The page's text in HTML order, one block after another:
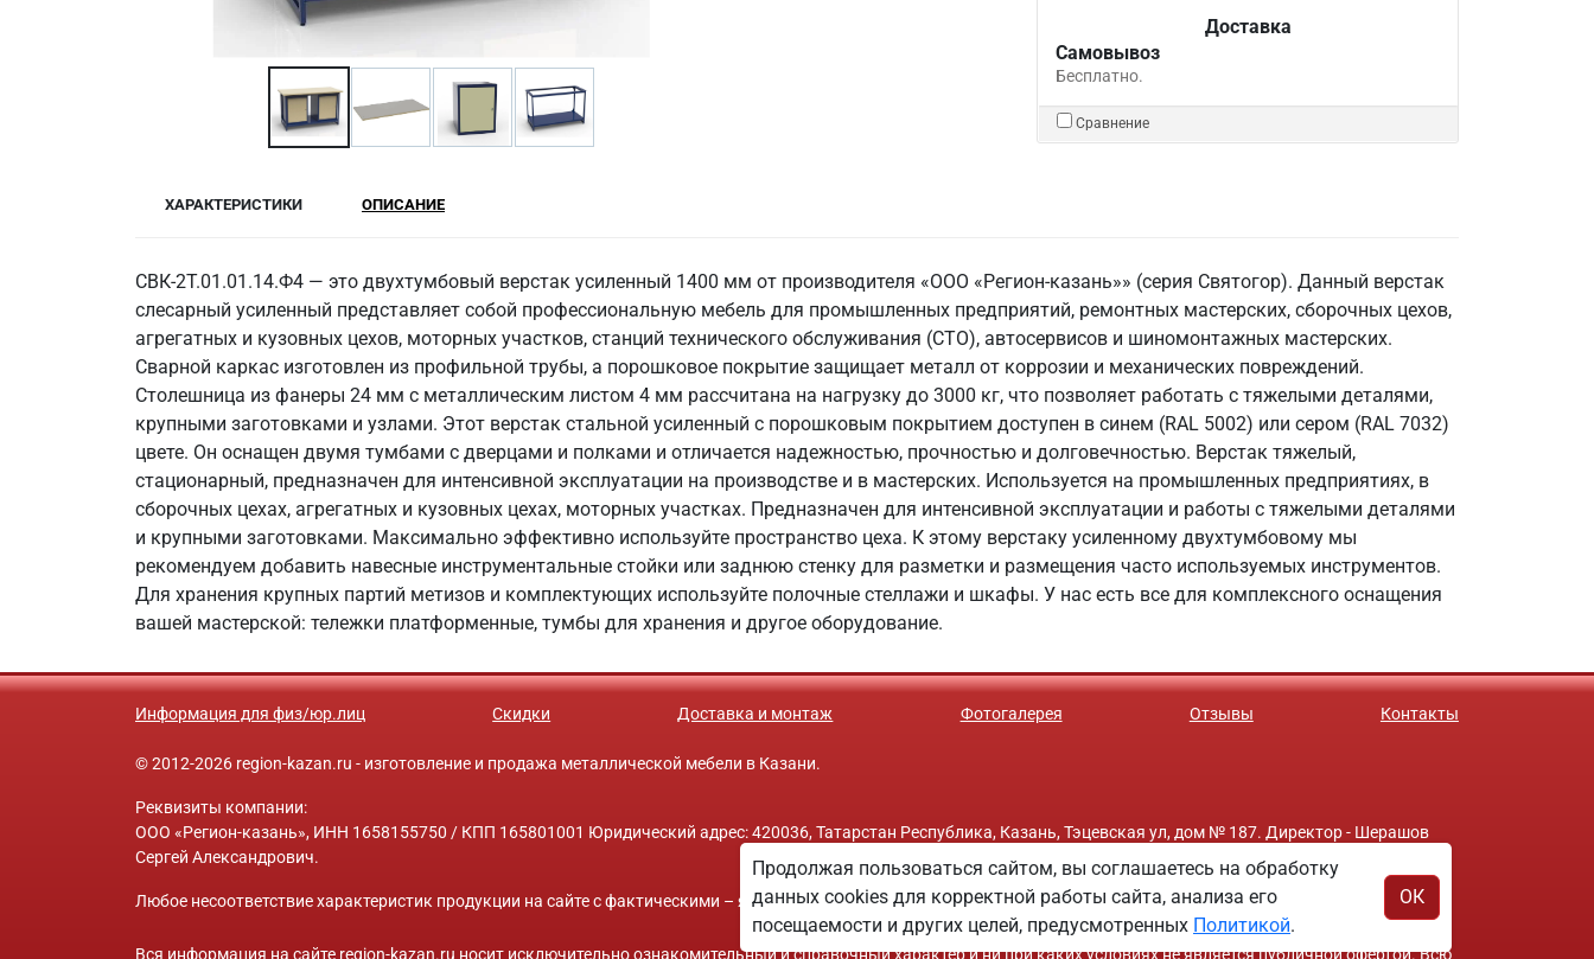
Доставка
Самовывоз
Бесплатно.
Сравнение
ХАРАКТЕРИСТИКИ ОПИСАНИЕ
СВК-2Т.01.01.14.Ф4 — это двухтумбовый верстак усиленный 1400 мм от производителя «ООО «Регион-казань»» (серия Святогор). Данный верстак
слесарный усиленный представляет собой профессиональную мебель для промышленных предприятий, ремонтных мастерских, сборочных цехов,
агрегатных и кузовных цехов, моторных участков, станций технического обслуживания (СТО), автосервисов и шиномонтажных мастерских.
Сварной каркас изготовлен из профильной трубы, а порошковое покрытие защищает металл от коррозии и механических повреждений.
Столешница из фанеры 24 мм с металлическим листом 4 мм рассчитана на нагрузку до 3000 кг, что позволяет работать с тяжелыми деталями,
крупными заготовками и узлами. Этот верстак стальной усиленный с порошковым покрытием доступен в синем (RAL 5002) или сером (RAL 7032)
цвете. Он оснащен двумя тумбами с дверцами и полками и отличается надежностью, прочностью и долговечностью. Верстак тяжелый,
стационарный, предназначен для интенсивной эксплуатации на производстве и в мастерских. Используется на промышленных предприятиях, в
сборочных цехах, агрегатных и кузовных цехах, моторных участках. Предназначен для интенсивной эксплуатации и работы с тяжелыми деталями
и крупными заготовками. Максимально эффективно используйте пространство цеха. К этому верстаку усиленному двухтумбовому мы
рекомендуем добавить навесные инструментальные стойки или заднюю стенку для разметки и размещения часто используемых инструментов.
Для хранения крупных партий метизов и комплектующих используйте полочные стеллажи и шкафы. У нас есть все для комплексного оснащения
вашей мастерской: тележки платформенные, тумбы для хранения и другое оборудование.
Информация для физ/юр.лиц Скидки Доставка и монтаж Фотогалерея Отзывы Контакты
© 2012-2026 region-kazan.ru - изготовление и продажа металлической мебели в Казани.
Реквизиты компании:
ООО «Регион-казань», ИНН 1658155750 / КПП 165801001 Юридический адрес: 420036, Татарстан Республика, Казань, Тэцевская ул, дом № 187. Директор - Шерашов
Сергей Александрович.
Любое несоответствие характеристик продукции на сайте с фактическими – является опечаткой.
Вся информация на сайте region-kazan.ru носит исключительно ознакомительный и справочный характер и ни при каких условиях не является публичной офертой. Всю
Продолжая пользоваться сайтом, вы соглашаетесь на обработку
данных cookies для корректной работы сайта, анализа его
посещаемости и других целей, предусмотренных Политикой.
ОК